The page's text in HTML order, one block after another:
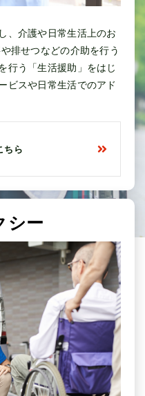
、介護や日常生活上のお
排せつなどの介助を行う
行う「生活援助」をはじ
ビスや日常生活でのアド
ちら
シー